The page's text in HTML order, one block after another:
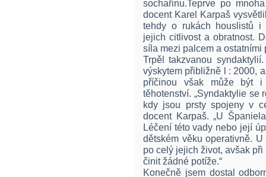
sochařinu.Teprve po
docent Karel Karpaš
tehdy o rukách houslistů i
jejich citlivost a obratnost.
síla mezi palcem a ostatními
Trpěl takzvanou
výskytem přibližně l : 2000,
příčinou však může být i
těhotenství. „Syndaktylie se
kdy jsou prsty spojeny v
docent Karpaš. „U
Léčení této vady nebo její
dětském věku operativně.
po celý jejich život, avšak
činit žádné potíže.“
Konečně jsem dostal